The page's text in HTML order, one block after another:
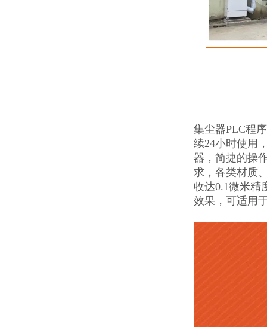
集尘器PLC程
续24小时使用
器，简捷的操
求，各类材质
收达0.1微米精
效果，可适用